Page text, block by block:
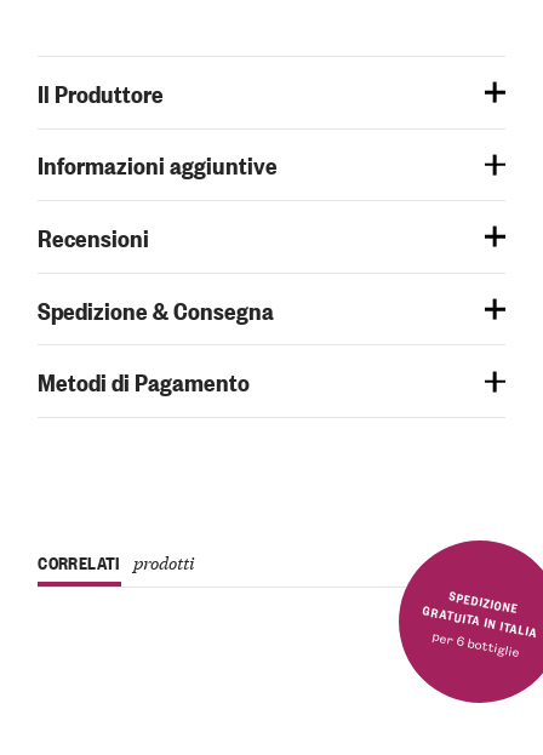
Il Produttore
Informazioni aggiuntive
Recensioni
Spedizione & Consegna
Metodi di Pagamento
SPEDIZIONE GRATUITA IN ITALIA
per 6 bottiglie
CORRELATI prodotti